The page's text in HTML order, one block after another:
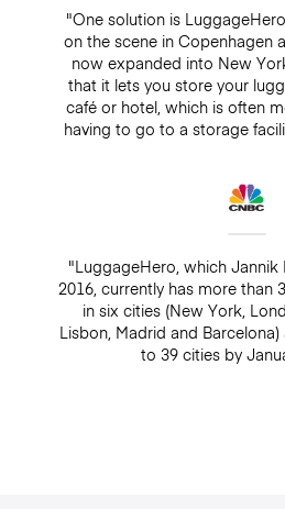
"One solution is
on the scene in Copenhagen
now expanded into New
that it lets you store your
café or hotel, which is often
having to go to a storage
"LuggageHero, which
2016, currently has more than
in six cities (New York,
Lisbon, Madrid and
to 39 cities by